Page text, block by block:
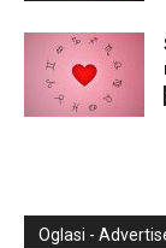
Oglasi -